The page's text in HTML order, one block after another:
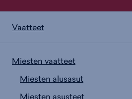
Vaatteet
Miesten vaatteet
Miesten alusasut
Miesten asusteet